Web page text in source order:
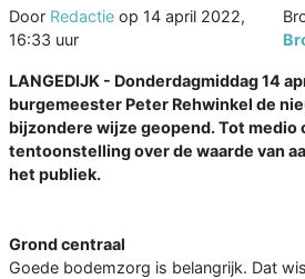
Door Redactie op 14 april 2022,
16:33 uur
LANGEDIJK - Donderdagmiddag 14
burgemeester Peter Rehwinkel de
bijzondere wijze geopend. Tot medio
tentoonstelling over de waarde van
het publiek.
Grond centraal
Goede bodemzorg is belangrijk. Dat